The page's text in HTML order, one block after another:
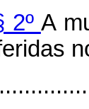
2º A